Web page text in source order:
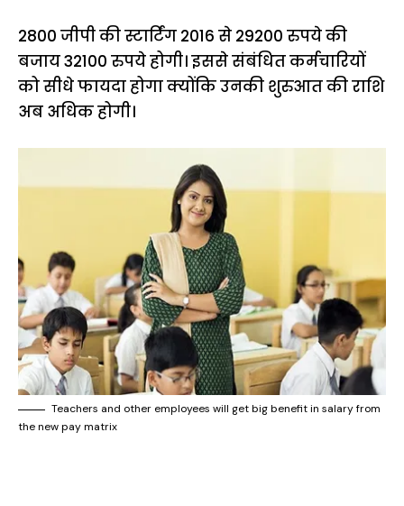
2800 जीपी की स्टार्टिंग 2016 से 29200 रुपये की
बजाय 32100 रुपये होगी। इससे संबंधित कर्मचारियों
को सीधे फायदा होगा क्योंकि उनकी शुरुआत की राशि
अब अधिक होगी।
Teachers and other employees will get big benefit in salary from
the new pay matrix